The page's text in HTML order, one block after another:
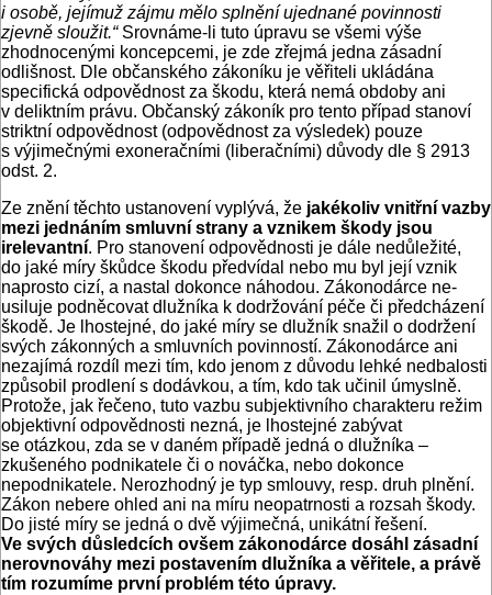
i osobě, jejímuž zájmu mělo splnění ujednané povinnosti
zjevně sloužit.“Srovnáme-li tuto úpravu se všemi výše
zhodnocenými koncepcemi, je zde zřejmá jedna zásadní
odlišnost. Dle občanského zákoníku je věřiteli ukládána
specifická odpovědnost za škodu, která nemá obdoby ani
v deliktním právu. Občanský zákoník pro tento případ stanoví
striktní odpovědnost (odpovědnost za výsledek) pouze
s výjimečnými exoneračními (liberačními) důvody dle § 2913
odst. 2.
Ze znění těchto ustanovení vyplývá, že jakékoliv vnitřní vazby
mezi jednáním smluvní strany a vznikem škody jsou
irelevantní. Pro stanovení odpovědnosti je dále nedůležité,
do jaké míry škůdce škodu předvídal nebo mu byl její vznik
naprosto cizí, a nastal dokonce náhodou. Zákonodárce ne­
usiluje podněcovat dlužníka k dodržování péče či předcházení
škodě. Je lhostejné, do jaké míry se dlužník snažil o dodržení
svých zákonných a smluvních povinností. Zákonodárce ani
nezajímá rozdíl mezi tím, kdo jenom z důvodu lehké nedbalosti
způsobil prodlení s dodávkou, a tím, kdo tak učinil úmyslně.
Protože, jak řečeno, tuto vazbu subjektivního charakteru režim
objektivní odpovědnosti nezná, je lhostejné zabývat
se otázkou, zda se v daném případě jedná o dlužníka –
zkušeného podnikatele či o nováčka, nebo dokonce
nepodnikatele. Nerozhodný je typ smlouvy, resp. druh plnění.
Zákon nebere ohled ani na míru neopatrnosti a rozsah škody.
Do jisté míry se jedná o dvě výjimečná, unikátní řešení.
Ve svých důsledcích ovšem zákonodárce dosáhl zásadní
nerovnováhy mezi postavením dlužníka a věřitele, a právě
tím rozumíme první problém této úpravy.